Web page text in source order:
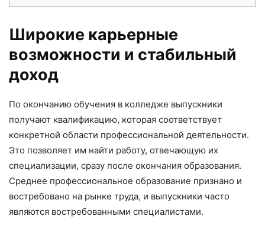
Широкие карьерные
возможности и стабильный
доход
По окончанию обучения в колледже выпускники
получают квалификацию, которая соответствует
конкретной области профессиональной деятельности.
Это позволяет им найти работу, отвечающую их
специализации, сразу после окончания образования.
Среднее профессиональное образование признано и
востребовано на рынке труда, и выпускники часто
являются востребованными специалистами.